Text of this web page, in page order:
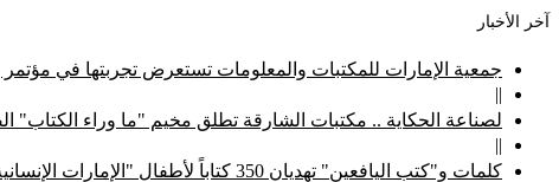
آخر الأخبار
جمعية الإمارات للمكتبات والمعلومات تستعرض تجربتها في مؤتمر
||
لصناعة الحكاية .. مكتبات الشارقة تطلق مخيم "ما وراء الكتاب"
||
كلمات و"كتب اليافعين" تهديان 350 كتاباً لأطفال "الإمارات الإنسانية"